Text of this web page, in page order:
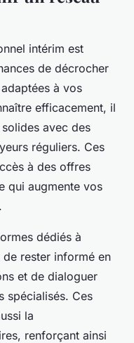
intérim est
de décrocher
à vos
efficacement, il
avec des
réguliers. Ces
à des offres
qui augmente vos
dédiés à
de rester informé en
et de dialoguer
spécialisés. Ces
la
renforçant ainsi